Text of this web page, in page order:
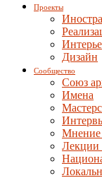
Проекты
Дизайн
Сообщество
Союз
Имена
Мнение
Лекции